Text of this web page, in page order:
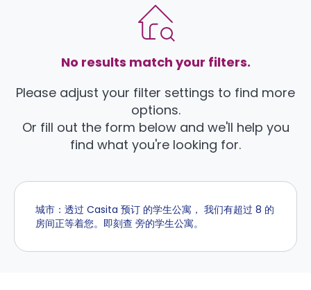
No results match your filters.
Please adjust your filter settings to find more
options.
Or fill out the form below and we'll help you
find what you're looking for.
城市：透过 Casita 预订 的学生公寓， 我们有超过 8 的
房间正等着您。即刻查 旁的学生公寓。